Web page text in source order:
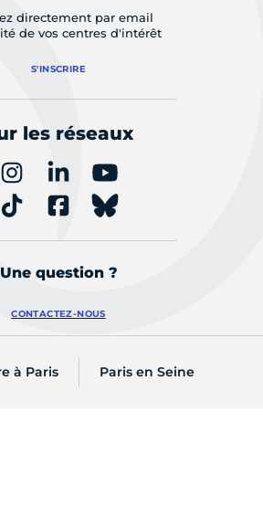
à Paris Paris en Seine
directement par email
de vos centres d'intérêt
S'INSCRIRE
les réseaux
Une question ?
CONTACTEZ-NOUS